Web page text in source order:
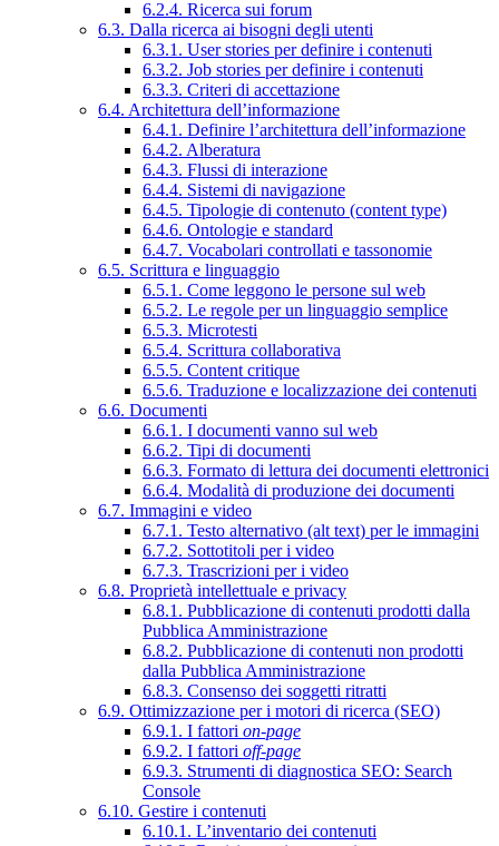
6.2.4. Ricerca sui forum
6.3. Dalla ricerca ai bisogni degli utenti
6.3.1. User stories per definire i contenuti
6.3.2. Job stories per definire i contenuti
6.3.3. Criteri di accettazione
6.4. Architettura dell’informazione
6.4.1. Definire l’architettura dell’informazione
6.4.2. Alberatura
6.4.3. Flussi di interazione
6.4.4. Sistemi di navigazione
6.4.5. Tipologie di contenuto (content type)
6.4.6. Ontologie e standard
6.4.7. Vocabolari controllati e tassonomie
6.5. Scrittura e linguaggio
6.5.1. Come leggono le persone sul web
6.5.2. Le regole per un linguaggio semplice
6.5.3. Microtesti
6.5.4. Scrittura collaborativa
6.5.5. Content critique
6.5.6. Traduzione e localizzazione dei contenuti
6.6. Documenti
6.6.1. I documenti vanno sul web
6.6.2. Tipi di documenti
6.6.3. Formato di lettura dei documenti elettronici
6.6.4. Modalità di produzione dei documenti
6.7. Immagini e video
6.7.1. Testo alternativo (alt text) per le immagini
6.7.2. Sottotitoli per i video
6.7.3. Trascrizioni per i video
6.8. Proprietà intellettuale e privacy
6.8.1. Pubblicazione di contenuti prodotti dalla
Pubblica Amministrazione
6.8.2. Pubblicazione di contenuti non prodotti
dalla Pubblica Amministrazione
6.8.3. Consenso dei soggetti ritratti
6.9. Ottimizzazione per i motori di ricerca (SEO)
6.9.1. I fattori on-page
6.9.2. I fattori off-page
6.9.3. Strumenti di diagnostica SEO: Search
Console
6.10. Gestire i contenuti
6.10.1. L’inventario dei contenuti